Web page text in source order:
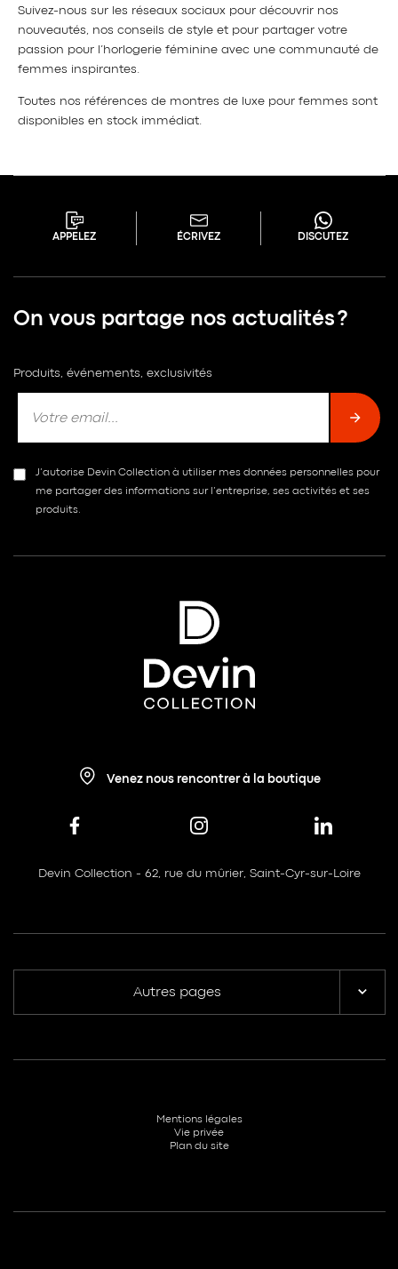
Suivez-nous sur les réseaux sociaux pour découvrir nos
nouveautés, nos conseils de style et pour partager votre
passion pour l’horlogerie féminine avec une communauté de
femmes inspirantes.
Toutes nos références de montres de luxe pour femmes sont
disponibles en stock immédiat.
APPELEZ ÉCRIVEZ DISCUTEZ
On vous partage nos actualités ?
Produits, événements, exclusivités
J’autorise Devin Collection à utiliser mes données personnelles pour
me partager des informations sur l’entreprise, ses activités et ses
produits.
Venez nous rencontrer à la boutique
Devin Collection - 62, rue du mûrier, Saint-Cyr-sur-Loire
Autres pages
Mentions légales
Vie privée
Plan du site